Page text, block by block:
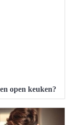
open keuken?